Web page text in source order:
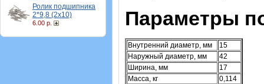
Ролик подшипника
2*9,8 (2х10)
6.00 р. Параметры
Внутренний диаметр, мм
15
Наружный диаметр, мм
42
Ширина, мм
17
Масса, кг
0,114